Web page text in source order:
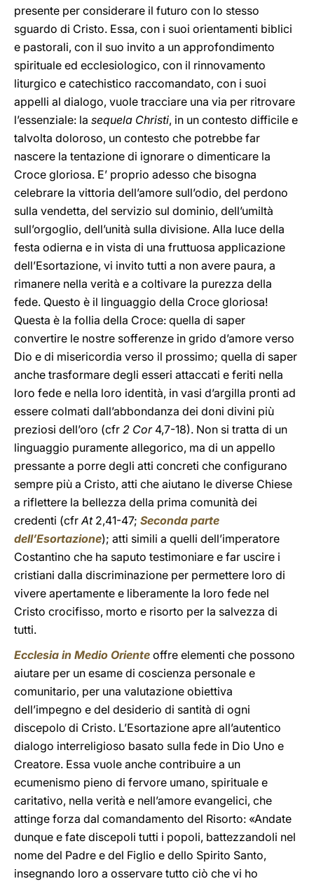
presente per considerare il futuro con lo stesso
sguardo di Cristo. Essa, con i suoi orientamenti biblici
e pastorali, con il suo invito a un approfondimento
spirituale ed ecclesiologico, con il rinnovamento
liturgico e catechistico raccomandato, con i suoi
appelli al dialogo, vuole tracciare una via per ritrovare
l’essenziale: la sequela Christi, in un contesto difficile e
talvolta doloroso, un contesto che potrebbe far
nascere la tentazione di ignorare o dimenticare la
Croce gloriosa. E’ proprio adesso che bisogna
celebrare la vittoria dell’amore sull’odio, del perdono
sulla vendetta, del servizio sul dominio, dell’umiltà
sull’orgoglio, dell’unità sulla divisione. Alla luce della
festa odierna e in vista di una fruttuosa applicazione
dell’Esortazione, vi invito tutti a non avere paura, a
rimanere nella verità e a coltivare la purezza della
fede. Questo è il linguaggio della Croce gloriosa!
Questa è la follia della Croce: quella di saper
convertire le nostre sofferenze in grido d’amore verso
Dio e di misericordia verso il prossimo; quella di saper
anche trasformare degli esseri attaccati e feriti nella
loro fede e nella loro identità, in vasi d’argilla pronti ad
essere colmati dall’abbondanza dei doni divini più
preziosi dell’oro (cfr 2 Cor4,7-18). Non si tratta di un
linguaggio puramente allegorico, ma di un appello
pressante a porre degli atti concreti che configurano
sempre più a Cristo, atti che aiutano le diverse Chiese
a riflettere la bellezza della prima comunità dei
credenti (cfrAt 2,41-47; Seconda parte
dell’Esortazione); atti simili a quelli dell’imperatore
Costantino che ha saputo testimoniare e far uscire i
cristiani dalla discriminazione per permettere loro di
vivere apertamente e liberamente la loro fede nel
Cristo crocifisso, morto e risorto per la salvezza di
tutti.
Ecclesia in Medio Oriente offre elementi che possono
aiutare per un esame di coscienza personale e
comunitario, per una valutazione obiettiva
dell’impegno e del desiderio di santità di ogni
discepolo di Cristo. L’Esortazione apre all’autentico
dialogo interreligioso basato sulla fede in Dio Uno e
Creatore. Essa vuole anche contribuire a un
ecumenismo pieno di fervore umano, spirituale e
caritativo, nella verità e nell’amore evangelici, che
attinge forza dal comandamento del Risorto: «Andate
dunque e fate discepoli tutti i popoli, battezzandoli nel
nome del Padre e del Figlio e dello Spirito Santo,
insegnando loro a osservare tutto ciò che vi ho